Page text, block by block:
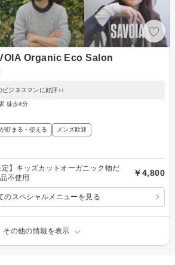
Organic Eco Salon
ジネスマンに好評♪♪
徒歩4分
貯まる・使える メンズ歓迎
定】キッズカットオーガニック物だ
不使用
￥4,800
のスペシャルメニューを見る
その他の情報を表示